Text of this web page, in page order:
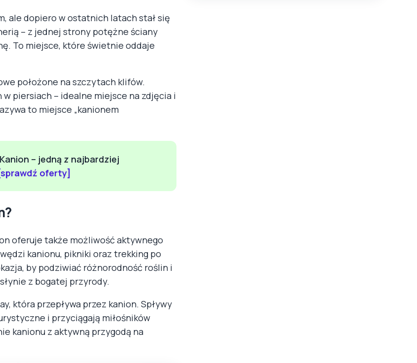
ale dopiero w ostatnich latach stał się
– z jednej strony potężne ściany
To miejsce, które świetnie oddaje
położone na szczytach klifów.
piersiach – idealne miejsce na zdjęcia i
to miejsce „kanionem
– jedną z najbardziej
[sprawdź oferty]
oferuje także możliwość aktywnego
kanionu, pikniki oraz trekking po
by podziwiać różnorodność roślin i
z bogatej przyrody.
która przepływa przez kanion. Spływy
i przyciągają miłośników
kanionu z aktywną przygodą na